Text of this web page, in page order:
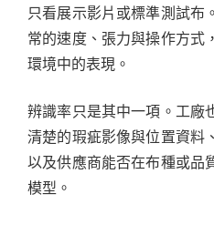
只看展示影片或標準測試布
常的速度、張力與操作方式
環境中的表現。
辨識率只是其中一項。工廠
清楚的瑕疵影像與位置資料
以及供應商能否在布種或品
模型。